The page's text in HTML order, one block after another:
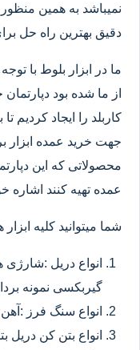
نمیباشد به همین
دقیق بهترین راه حل
ما در ابزار بلوط با
از ما شده بود
کاربلد را ایجاد کردیم
جهت خرید عمده ابزار
محصولاتی که این
عمده تهیه کنند اشاره
شما میتوانید کلیه
انواع دریل
گیربکسی نمونه
انواع سنگ فرز
انواع بتن کن